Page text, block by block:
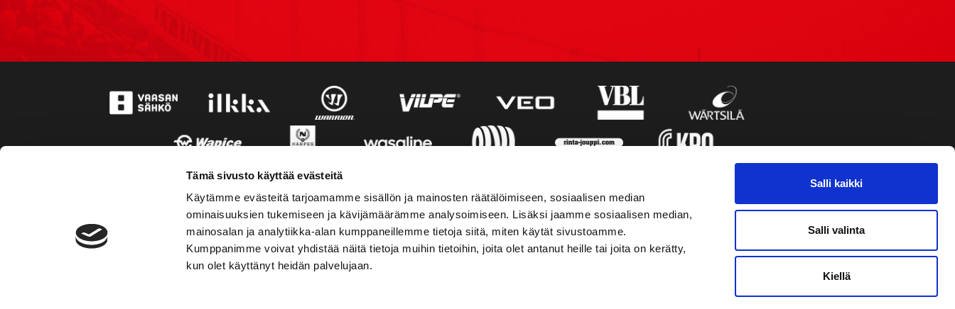
Tämä sivusto käyttää evästeitä
Käytämme evästeitä tarjoamamme sisällön ja mainosten räätälöimiseen, sosiaalisen median
ominaisuuksien tukemiseen ja kävijämäärämme analysoimiseen. Lisäksi jaamme sosiaalisen median,
mainosalan ja analytiikka-alan kumppaneillemme tietoja siitä, miten käytät sivustoamme.
Kumppanimme voivat yhdistää näitä tietoja muihin tietoihin, joita olet antanut heille tai joita on kerätty,
kun olet käyttänyt heidän palvelujaan.
Salli kaikki
Salli valinta
Kiellä